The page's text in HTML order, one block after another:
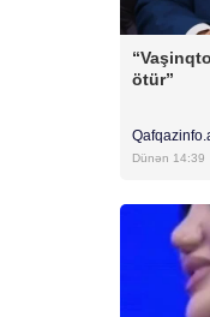
ötür”
Dünən 14:39